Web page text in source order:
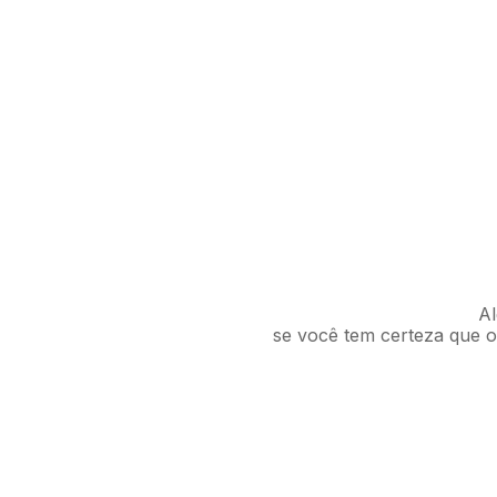
se você tem certeza que